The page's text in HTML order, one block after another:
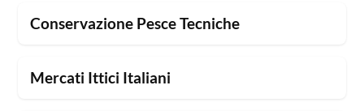
Conservazione Pesce Tecniche
Mercati Ittici Italiani